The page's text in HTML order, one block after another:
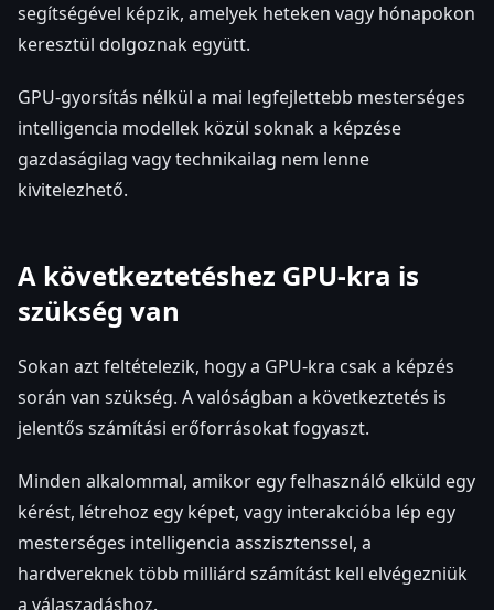
segítségével képzik, amelyek heteken vagy hónapokon
keresztül dolgoznak együtt.
GPU-gyorsítás nélkül a mai legfejlettebb mesterséges
intelligencia modellek közül soknak a képzése
gazdaságilag vagy technikailag nem lenne
kivitelezhető.
A következtetéshez GPU-kra is
szükség van
Sokan azt feltételezik, hogy a GPU-kra csak a képzés
során van szükség. A valóságban a következtetés is
jelentős számítási erőforrásokat fogyaszt.
Minden alkalommal, amikor egy felhasználó elküld egy
kérést, létrehoz egy képet, vagy interakcióba lép egy
mesterséges intelligencia asszisztenssel, a
hardvereknek több milliárd számítást kell elvégezniük
a válaszadáshoz.